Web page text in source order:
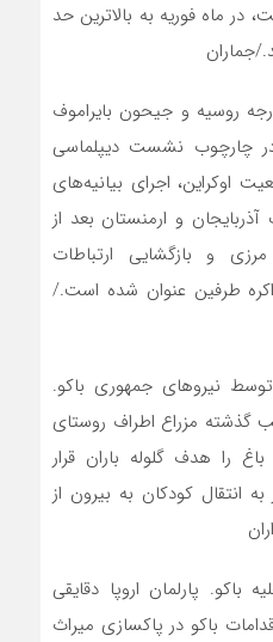
ماه فوریه به بالاترین حد
روسیه و جیحون بایراموف
در چارچوب نشست دیپلماسی
اوکراین، اجرای بیانیه‌های
و ارمنستان بعد از
و بازگشایی ارتباطات
طرفین عنوان شده است./
نیروهای جمهوری باکو.
گذشته مزراع اطراف روستای
را هدف گلوله باران قرار
انتقال کودکان به بیرون از
باکو. پارلمان اروپا دقایقی
باکو در پاکسازی میراث